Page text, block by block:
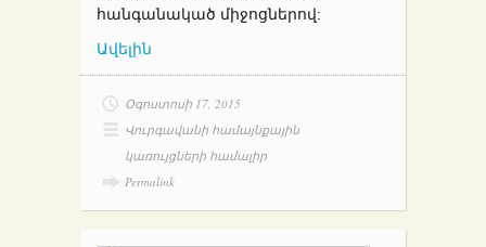
հանգանակած միջոցներով:
Ավելին
Օգոստոսի 17, 2015
Վուրգավանի համայնքային
կառույցների համալիր
Permalink